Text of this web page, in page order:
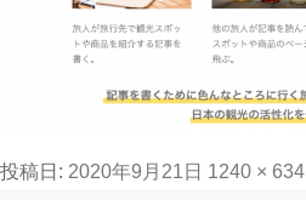
投稿日: 2020年9月21日 フ
1240 × 634